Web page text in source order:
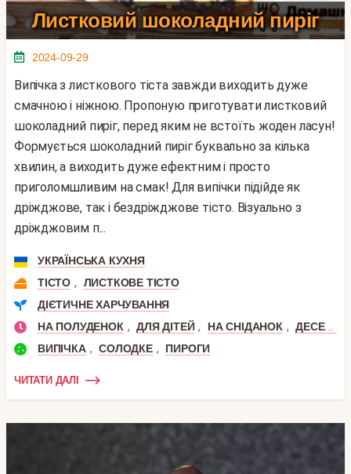
Листковий шоколадний пиріг
2024-09-29
Випічка з листкового тіста завжди виходить дуже
смачною і ніжною. Пропоную приготувати листковий
шоколадний пиріг, перед яким не встоїть жоден ласун!
Формується шоколадний пиріг буквально за кілька
хвилин, а виходить дуже ефектним і просто
приголомшливим на смак! Для випічки підійде як
дріжджове, так і бездріжджове тісто. Візуально з
дріжджовим п...
УКРАЇНСЬКА КУХНЯ
ТІСТО ,
ЛИСТКОВЕ ТІСТО
ДІЄТИЧНЕ ХАРЧУВАННЯ
НА ПОЛУДЕНОК , ДЛЯ ДІТЕЙ , НА СНІДАНОК , ДЕСЕРТ
ВИПІЧКА , СОЛОДКЕ , ПИРОГИ
ЧИТАТИ ДАЛІ